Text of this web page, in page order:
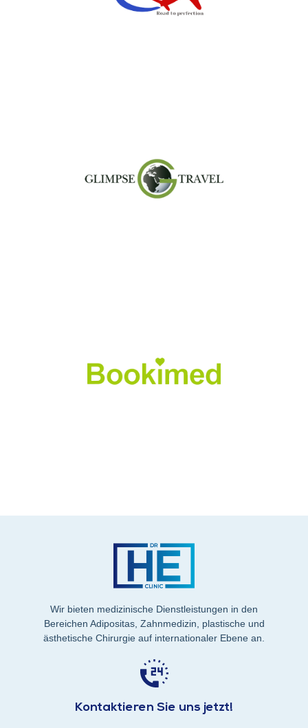
gehe zur Seite >
gehe zur Seite >
Wir bieten medizinische Dienstleistungen in den
Bereichen Adipositas, Zahnmedizin, plastische und
ästhetische Chirurgie auf internationaler Ebene an.
Kontaktieren Sie uns jetzt!